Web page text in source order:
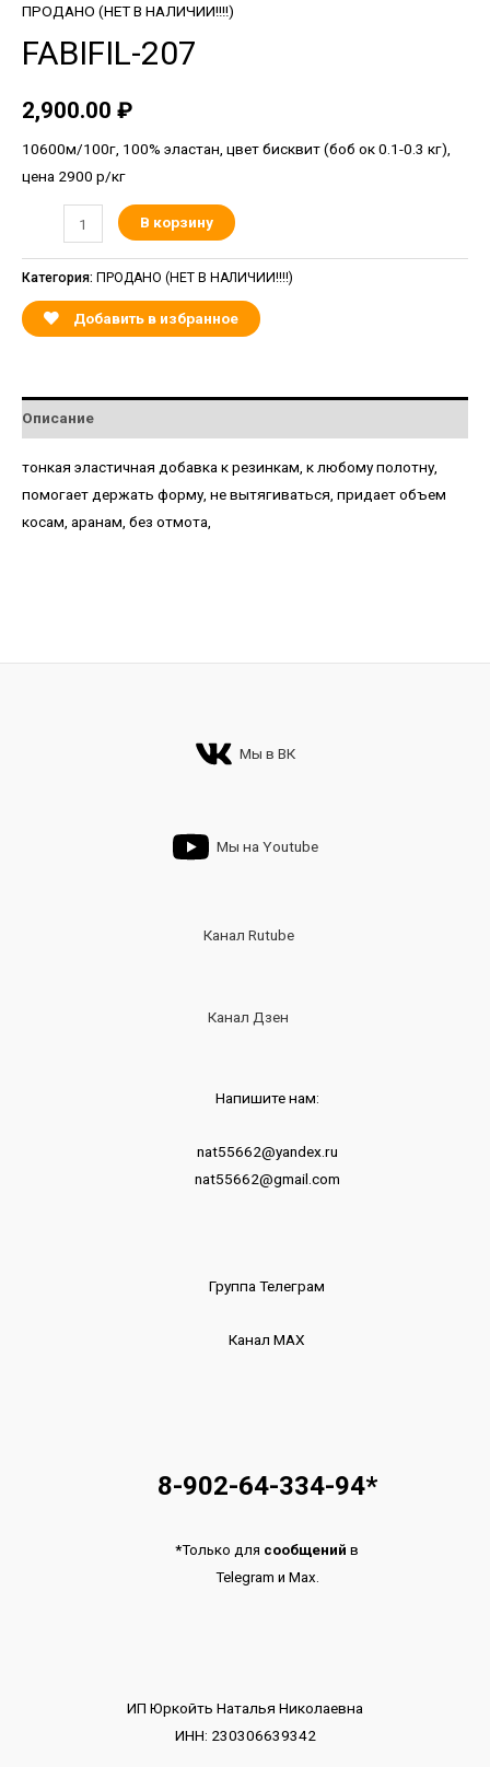
ПРОДАНО (НЕТ В НАЛИЧИИ!!!!)
FABIFIL-207
2,900.00 ₽
10600м/100г, 100% эластан, цвет бисквит (боб ок 0.1-0.3 кг),
цена 2900 р/кг
В корзину
Категория: ПРОДАНО (НЕТ В НАЛИЧИИ!!!!)
Добавить в избранное
Описание
тонкая эластичная добавка к резинкам, к любому полотну,
помогает держать форму, не вытягиваться, придает объем
косам, аранам, без отмота,
Мы в ВК
Мы на Youtube
Канал Rutube
Канал Дзен
Напишите нам:
nat55662@yandex.ru
nat55662@gmail.com
Группа Телеграм
Канал МАХ
8-902-64-334-94*
*Только для сообщений в
Telegram и Max.
ИП Юркойть Наталья Николаевна
ИНН: 230306639342